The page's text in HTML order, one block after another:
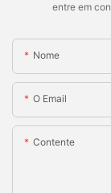
entre em
Nome
O Email
Contente